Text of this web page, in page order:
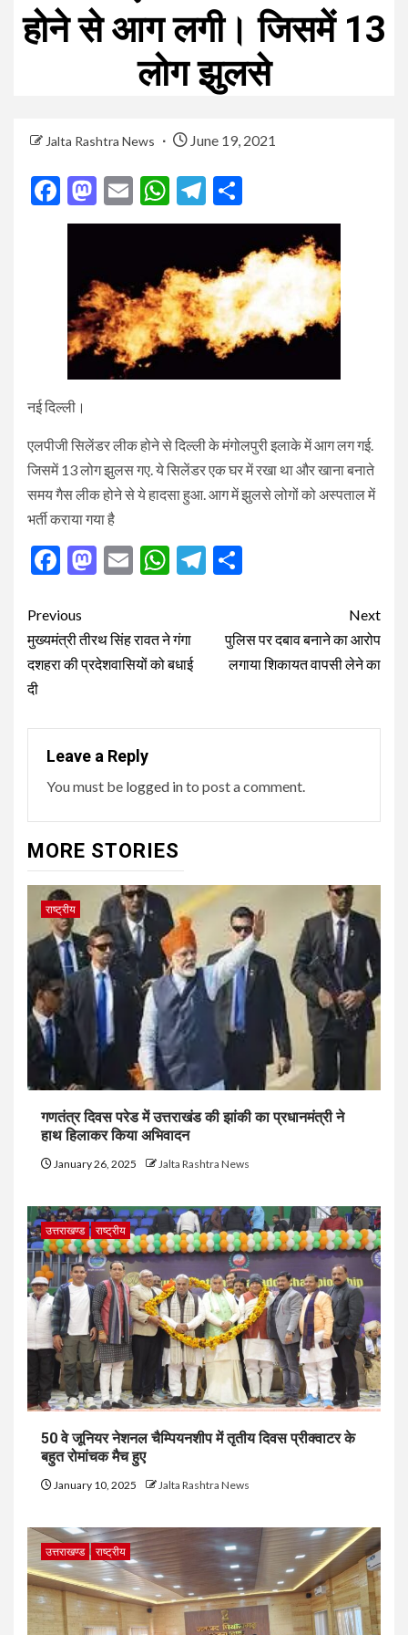
होने से आग लगी। जिसमें 13
लोग झुलसे
Jalta Rashtra News June 19, 2021
Facebook
Mastodon
EmailWhatsApp
Telegram
नई दिल्ली।
एलपीजी सिलेंडर लीक होने से दिल्ली के मंगोलपुरी इलाके में आग लग गई.
जिसमें 13 लोग झुलस गए. ये सिलेंडर एक घर में रखा था और खाना बनाते
समय गैस लीक होने से ये हादसा हुआ. आग में झुलसे लोगों को अस्पताल में
भर्ती कराया गया है
Facebook
Mastodon
EmailWhatsApp
Telegram
Post
navigation
Previous
मुख्यमंत्री तीरथ सिंह रावत ने गंगा
दशहरा की प्रदेशवासियों को बधाई
दी
Next
पुलिस पर दबाव बनाने का आरोप
लगाया शिकायत वापसी लेने का
Leave a Reply
You must be logged into post a comment.
MORE STORIES
राष्ट्रीय
गणतंत्र दिवस परेड में उत्तराखंड की झांकी का प्रधानमंत्री ने
हाथ हिलाकर किया अभिवादन
January 26, 2025 Jalta Rashtra News
उत्तराखण्ड राष्ट्रीय
50 वे जूनियर नेशनल चैम्पियनशीप में तृतीय दिवस प्रीक्वाटर के
बहुत रोमांचक मैच हुए
January 10, 2025 Jalta Rashtra News
उत्तराखण्ड राष्ट्रीय